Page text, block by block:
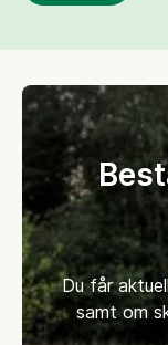
Du får
samt om